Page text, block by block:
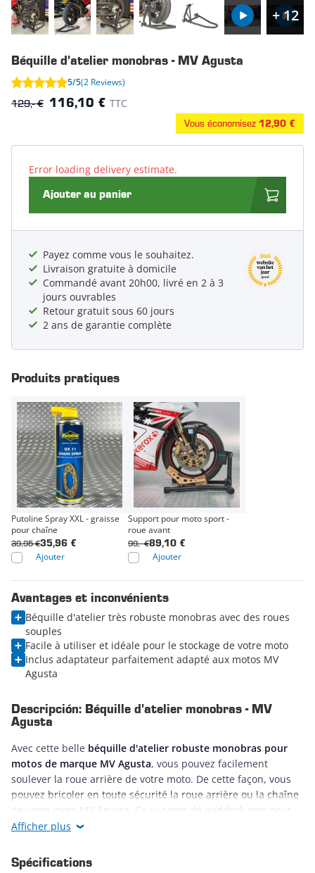
+ 12
Béquille d'atelier monobras - MV Agusta
5/5(2 Reviews)
129,- € 116,10 € TTC
Vous économisez 12,90 €
Error loading delivery estimate.
Ajouter au panier
Payez comme vous le souhaitez.
Livraison gratuite à domicile
Commandé avant 20h00, livré en 2 à 3
jours ouvrables
Retour gratuit sous 60 jours
2 ans de garantie complète
Produits pratiques
Putoline Spray XXL - graisse
pour chaîne
35,96 €
39,95 €
Ajouter
Support pour moto sport -
roue avant
89,10 €
99,- €
Ajouter
Avantages et inconvénients
Béquille d'atelier très robuste monobras avec des roues
souples
Facile à utiliser et idéale pour le stockage de votre moto
Inclus adaptateur parfaitement adapté aux motos MV
Agusta
Descripción: Béquille d'atelier monobras - MV
Agusta
Avec cette belle béquille d'atelier robuste monobras pour
motos de marque MV Agusta, vous pouvez facilement
soulever la roue arrière de votre moto. De cette façon, vous
pouvez bricoler en toute sécurité la roue arrière ou la chaîne
de votre moto MV Agusta. Ce support de paddock noir peut
également être utilisé pour stocker votre moto dans un petit
support pour moto, votre moto prend donc moins d'espace.
Afficher plus
Spécifications